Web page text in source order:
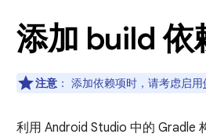
添加 build 依
注意 ： 添加依赖项时，请考虑启用
利用 Android Studio 中的 Gradle